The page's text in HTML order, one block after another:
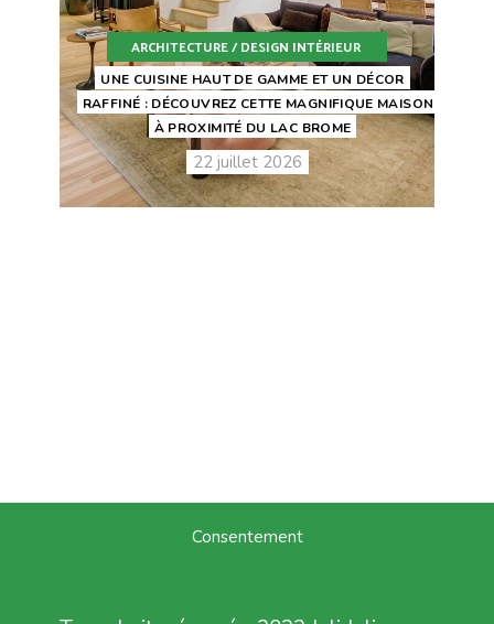
ARCHITECTURE / DESIGN INTÉRIEUR
UNE CUISINE HAUT DE GAMME ET UN DÉCOR
RAFFINÉ : DÉCOUVREZ CETTE MAGNIFIQUE MAISON
À PROXIMITÉ DU LAC BROME
22 juillet 2026
Consentement